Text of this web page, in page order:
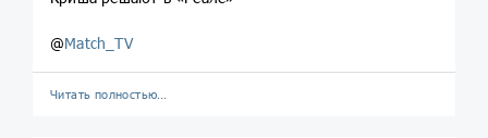
@Match_TV
Читать полностью…